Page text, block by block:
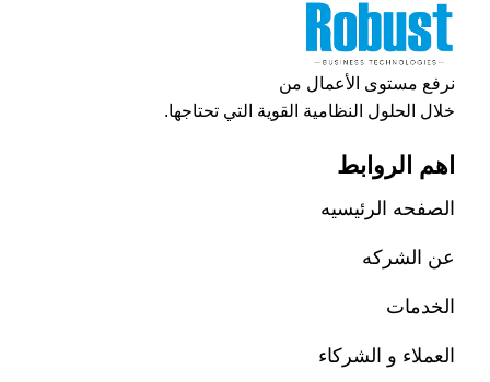
نرفع مستوى الأعمال من
خلال الحلول النظامية القوية التي تحتاجها.
اهم الروابط
الصفحه الرئيسيه
عن الشركه
الخدمات
العملاء و الشركاء